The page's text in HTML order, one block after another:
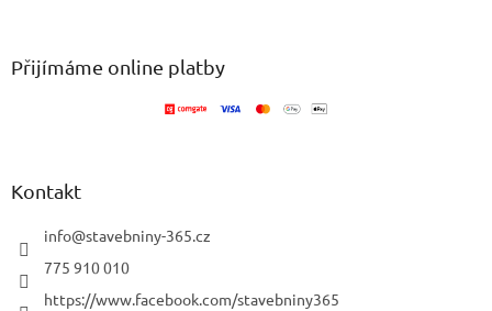
Přijímáme online platby
Kontakt
info@stavebniny-365.cz
775 910 010
https://www.facebook.com/stavebniny365